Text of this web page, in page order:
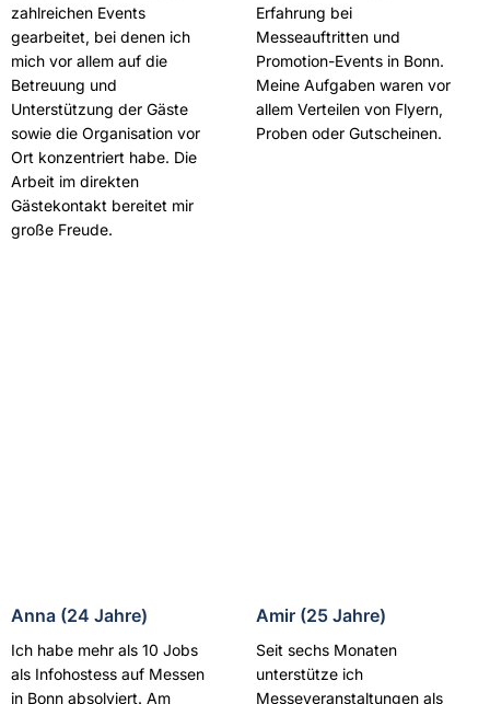
zahlreichen Events
gearbeitet, bei denen ich
mich vor allem auf die
Betreuung und
Unterstützung der Gäste
sowie die Organisation vor
Ort konzentriert habe. Die
Arbeit im direkten
Gästekontakt bereitet mir
große Freude.
Erfahrung bei
Messeauftritten und
Promotion-Events in Bonn.
Meine Aufgaben waren vor
allem Verteilen von Flyern,
Proben oder Gutscheinen.
Anna (24 Jahre)
Ich habe mehr als 10 Jobs
als Infohostess auf Messen
in Bonn absolviert. Am
Amir (25 Jahre)
Seit sechs Monaten
unterstütze ich
Messeveranstaltungen als